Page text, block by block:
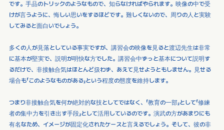
です。手品のトリックのようなもので、知らなければやられます。映像の中で受
けが言うように、悔しい思いをするほどです。難しくないので、周りの人と実験
してみると面白いでしょう。
多くの人が見落としている事実ですが、講習会の映像を見ると渡辺先生は非常
に基本が堅実で、説明が明快な方でした。講習会中ずっと基本について説明す
るだけで、非接触合気はほとんど扱わず、あえて見せようともしません。見せる
場合も「このようなものがある」という程度の態度を維持します。
つまり非接触合気を何か絶対的な技としてではなく、「教育の一部」として「修練
者の集中力を引き出す手段」として活用しているのです。演武の方があまりにも
有名なため、イメージが固定化されたケースと言えるでしょう。そして、彼の非